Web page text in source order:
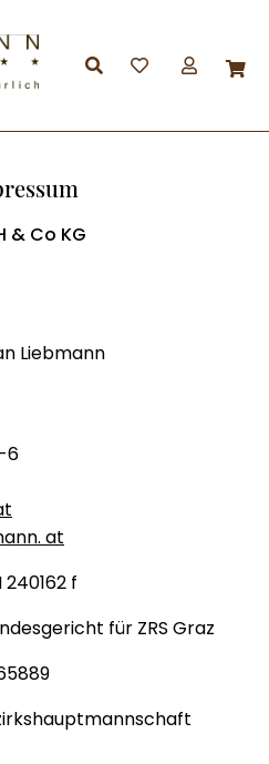
& Co KG
Liebmann
6
at
240162 f
für ZRS Graz